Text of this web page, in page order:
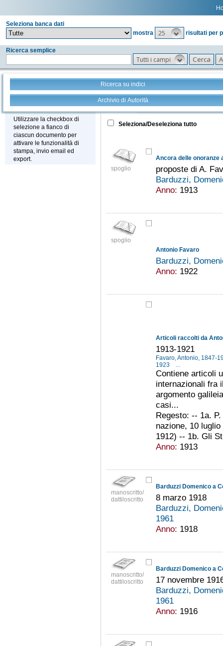
Seleziona banca dati
mostra
25 risultati per
Ricerca semplice
Tutti i campi
Ricerca su indici
Archivio di Autorità
Stampa - Email - Export
Utilizzare la checkbox di
selezione a fianco di
ciascun documento per
attivare le funzionalità di
stampa, invio email ed
export.
Tutto +
Seleziona/Deseleziona tutto
spoglio
Ancora delle onoranze
proposte di A.
Barduzzi,
Anno: 1913
spoglio
Antonio Favaro
Barduzzi,
Anno: 1922
Articoli raccolti da
1913-1921
Favaro, Antonio, 1847-
1923
...
Contiene articoli
internazionali fra
argomento
casi...
Regesto: -- 1a.
nazione, 10
1912) -- 1b. Gli
Anno: 1913
manoscritto/
dattiloscritto
Barduzzi Domenico a
8 marzo 1918
Barduzzi,
1961
Anno: 1918
manoscritto/
dattiloscritto
Barduzzi Domenico a
17 novembre
Barduzzi,
1961
Anno: 1916